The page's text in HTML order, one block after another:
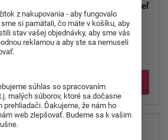
s
...
Renáta je obľúbená posteľ
z lamina.
Súčasťou postele je
Detail
z nakupovania - aby fungovalo
si pamätali, čo máte v košíku, aby
stav vašej objednávky, aby sme vás
reklamou a aby ste sa nemuseli
súhlas so spracovaním
malých súborov, ktoré sa dočasne
prehliadači. Ďakujeme, že nám ho
web zlepšovať. Budeme sa k vašim